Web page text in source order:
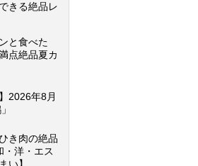
きる絶品レ
と食べた
点絶品夏カ
2026年8月
き肉の絶品
・洋・エス